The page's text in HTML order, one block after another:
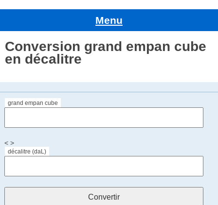
Menu
Conversion grand empan cube
en décalitre
grand empan cube
< >
décalitre (daL)